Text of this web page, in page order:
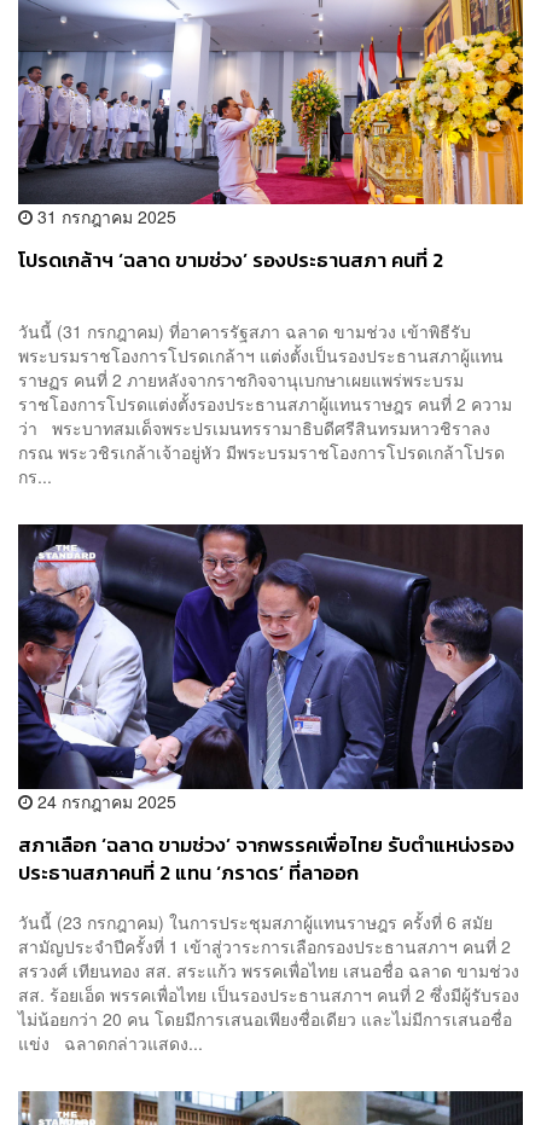
31 กรกฎาคม 2025
โปรดเกล้าฯ ‘ฉลาด ขามช่วง’ รองประธานสภา คนที่ 2
วันนี้ (31 กรกฎาคม) ที่อาคารรัฐสภา ฉลาด ขามช่วง เข้าพิธีรับ
พระบรมราชโองการโปรดเกล้าฯ แต่งตั้งเป็นรองประธานสภาผู้แทน
ราษฏร คนที่ 2 ภายหลังจากราชกิจจานุเบกษาเผยแพร่พระบรม
ราชโองการโปรดแต่งตั้งรองประธานสภาผู้แทนราษฎร คนที่ 2 ความ
ว่า พระบาทสมเด็จพระปรเมนทรรามาธิบดีศรีสินทรมหาวชิราลง
กรณ พระวชิรเกล้าเจ้าอยู่หัว มีพระบรมราชโองการโปรดเกล้าโปรด
กร...
24 กรกฎาคม 2025
สภาเลือก ‘ฉลาด ขามช่วง’ จากพรรคเพื่อไทย รับตำแหน่งรอง
ประธานสภาคนที่ 2 แทน ‘ภราดร’ ที่ลาออก
วันนี้ (23 กรกฎาคม) ในการประชุมสภาผู้แทนราษฎร ครั้งที่ 6 สมัย
สามัญประจำปีครั้งที่ 1 เข้าสู่วาระการเลือกรองประธานสภาฯ คนที่ 2
สรวงศ์ เทียนทอง สส. สระแก้ว พรรคเพื่อไทย เสนอชื่อ ฉลาด ขามช่วง
สส. ร้อยเอ็ด พรรคเพื่อไทย เป็นรองประธานสภาฯ คนที่ 2 ซึ่งมีผู้รับรอง
ไม่น้อยกว่า 20 คน โดยมีการเสนอเพียงชื่อเดียว และไม่มีการเสนอชื่อ
แข่ง ฉลาดกล่าวแสดง...